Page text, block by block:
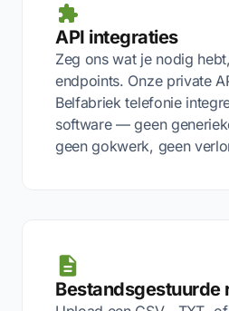
API integraties
Zeg ons wat je nodig
endpoints. Onze private
Belfabriek telefonie
software — geen
geen gokwerk, geen
Bestandsgestuurde